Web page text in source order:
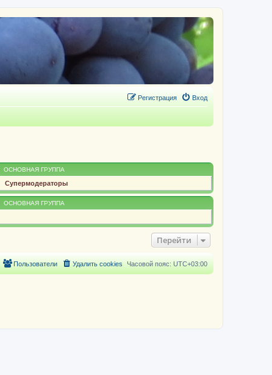
Вход
Регистрация
ОСНОВНАЯ ГРУППА
Супермодераторы
ОСНОВНАЯ ГРУППА
Перейти
Часовой пояс: UTC+03:00
Удалить cookies
Пользователи